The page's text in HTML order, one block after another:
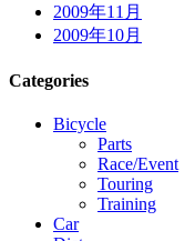
2009年11月
2009年10月
Categories
Bicycle
Parts
Race/Event
Touring
Training
Car